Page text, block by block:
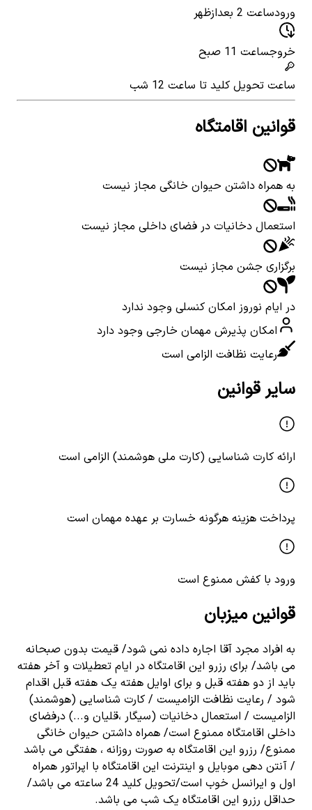
ورودساعت 2 بعدازظهر
خروجساعت 11 صبح
ساعت تحویل کلید تا ساعت 12 شب
قوانین اقامتگاه
به همراه داشتن حیوان خانگی مجاز نیست
استعمال دخانیات در فضای داخلی مجاز نیست
برگزاری جشن مجاز نیست
در ایام نوروز امکان کنسلی وجود ندارد
امکان پذیرش مهمان خارجی وجود دارد
رعایت نظافت الزامی است
سایر قوانین
ارائه کارت شناسایی (کارت ملی هوشمند) الزامی است
پرداخت هزینه هرگونه خسارت بر عهده مهمان است
ورود با کفش ممنوع است
قوانین میزبان
به افراد مجرد آقا اجاره داده نمی شود/ قیمت بدون صبحانه
می باشد/ برای رزرو این اقامتگاه در ایام تعطیلات و آخر هفته
باید از دو هفته قبل و برای اوایل هفته یک هفته قبل اقدام
شود / رعایت نظافت الزامیست / کارت شناسایی (هوشمند)
الزامیست / استعمال دخانیات (سیگار ،قلیان و...) درفضای
داخلی اقامتگاه ممنوع است/ همراه داشتن حیوان خانگی
ممنوع/ رزرو این اقامتگاه به صورت روزانه ، هفتگی می باشد
/ آنتن دهی موبایل و اینترنت این اقامتگاه با اپراتور همراه
اول و ایرانسل خوب است/تحویل کلید 24 ساعته می باشد/
حداقل رزرو این اقامتگاه یک شب می باشد.